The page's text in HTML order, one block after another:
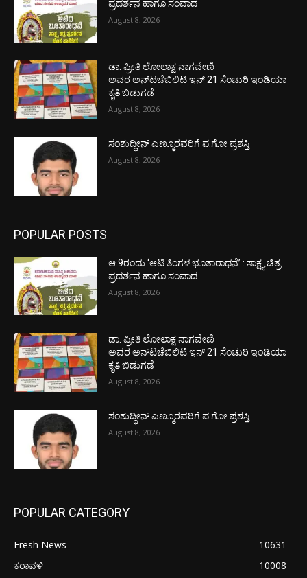
ಪ್ರದರ್ಶನ ಹಾಗೂ ಸಂವಾದ
August 8, 2026
ಡಾ. ಪ್ರೀತಿ ಲೋಲಾಕ್ಷ ನಾಗವೇಣಿ
ಅವರ ಅನ್‌ಟಚೆಬಿಲಿಟಿ ಇನ್ 21 ಸೆಂಚುರಿ ಇಂಡಿಯಾ
ಕೃತಿ ಬಿಡುಗಡೆ
August 8, 2026
ಸಂಶುದ್ಧೀನ್ ಎಣ್ಮೂರವರಿಗೆ ಪ.ಗೋ ಪ್ರಶಸ್ತಿ
August 8, 2026
POPULAR POSTS
ಆ.9ರಂದು ‘ಆಟಿ ತಿಂಗಳ ಭೂತಾರಾಧನೆ’ : ಸಾಕ್ಷ್ಯ ಚಿತ್ರ
ಪ್ರದರ್ಶನ ಹಾಗೂ ಸಂವಾದ
August 8, 2026
ಡಾ. ಪ್ರೀತಿ ಲೋಲಾಕ್ಷ ನಾಗವೇಣಿ
ಅವರ ಅನ್‌ಟಚೆಬಿಲಿಟಿ ಇನ್ 21 ಸೆಂಚುರಿ ಇಂಡಿಯಾ
ಕೃತಿ ಬಿಡುಗಡೆ
August 8, 2026
ಸಂಶುದ್ಧೀನ್ ಎಣ್ಮೂರವರಿಗೆ ಪ.ಗೋ ಪ್ರಶಸ್ತಿ
August 8, 2026
POPULAR CATEGORY
Fresh News
10631
ಕರಾವಳಿ
10008